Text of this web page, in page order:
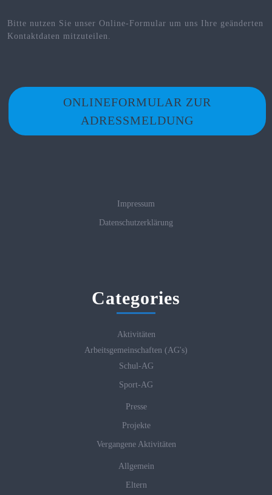
Bitte nutzen Sie unser Online-Formular um uns Ihre geänderten
Kontaktdaten mitzuteilen.
ONLINEFORMULAR ZUR
ADRESSMELDUNG
Impressum
Datenschutzerklärung
Categories
Aktivitäten
Arbeitsgemeinschaften (AG's)
Schul-AG
Sport-AG
Presse
Projekte
Vergangene Aktivitäten
Allgemein
Eltern